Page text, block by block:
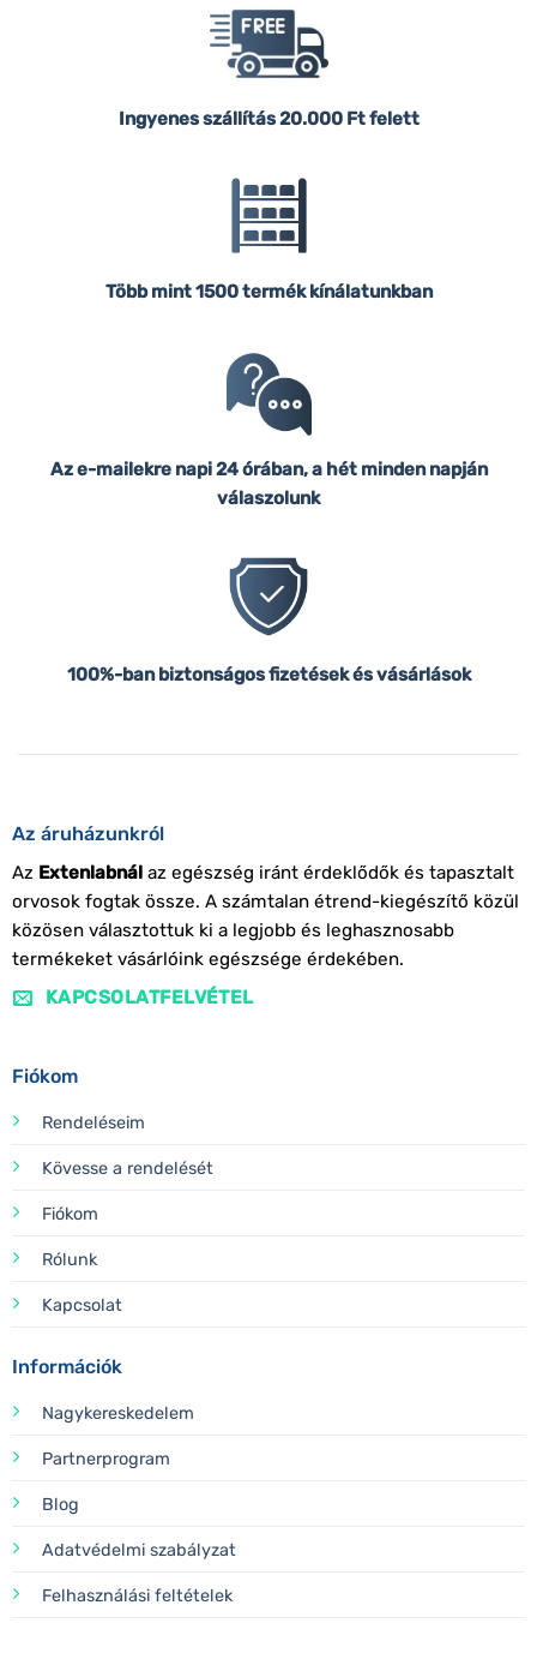
Ingyenes szállítás20.000 Ft felett
Több mint 1500 termék kínálatunkban
Az e-mailekre napi 24 órában, a hét minden napján
válaszolunk
100%-ban biztonságos fizetések és vásárlások
Az áruházunkról
Az Extenlabnálaz egészség iránt érdeklődők és tapasztalt
orvosok fogtak össze. A számtalan étrend-kiegészítő közül
közösen választottuk ki a legjobb és leghasznosabb
termékeket vásárlóink egészsége érdekében.
KAPCSOLATFELVÉTEL
Fiókom
Rendeléseim
Kövesse a rendelését
Fiókom
Rólunk
Kapcsolat
Információk
Nagykereskedelem
Partnerprogram
Blog
Adatvédelmi szabályzat
Felhasználási feltételek